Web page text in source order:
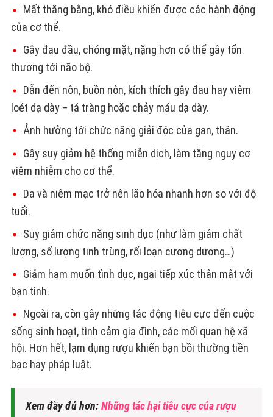
Mất thăng bằng, khó điều khiển được các hành động
của cơ thể.
Gây đau đầu, chóng mặt, nặng hơn có thể gây tổn
thương tới não bộ.
Dẫn đến nôn, buồn nôn, kích thích gây đau hay viêm
loét dạ dày – tá tràng hoặc chảy máu dạ dày.
Ảnh hưởng tới chức năng giải độc của gan, thận.
Gây suy giảm hệ thống miễn dịch, làm tăng nguy cơ
viêm nhiễm cho cơ thể.
Da và niêm mạc trở nên lão hóa nhanh hơn so với độ
tuổi.
Suy giảm chức năng sinh dục (như làm giảm chất
lượng, số lượng tinh trùng, rối loạn cương dương…)
Giảm ham muốn tình dục, ngại tiếp xúc thân mật với
bạn tình.
Ngoài ra, còn gây những tác động tiêu cực đến cuộc
sống sinh hoạt, tình cảm gia đình, các mối quan hệ xã
hội. Hơn hết, lạm dụng rượu khiến bạn bồi thường tiền
bạc hay pháp luật.
Xem đầy đủ hơn: Những tác hại tiêu cực của rượu